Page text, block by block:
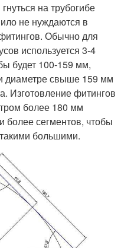
на трубогибе
не нуждаются в
Обычно для
используется 3-4
будет 100-159 мм,
диаметре свыше 159 мм
Изготовление фитингов
более 180 мм
сегментов, чтобы
большими.